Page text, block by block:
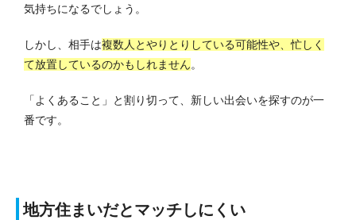
気持ちになるでしょう。
しかし、相手は複数人とやりとりしている可能性や、忙しく
て放置しているのかもしれません。
「よくあること」と割り切って、新しい出会いを探すのが一
番です。
地方住まいだとマッチしにくい